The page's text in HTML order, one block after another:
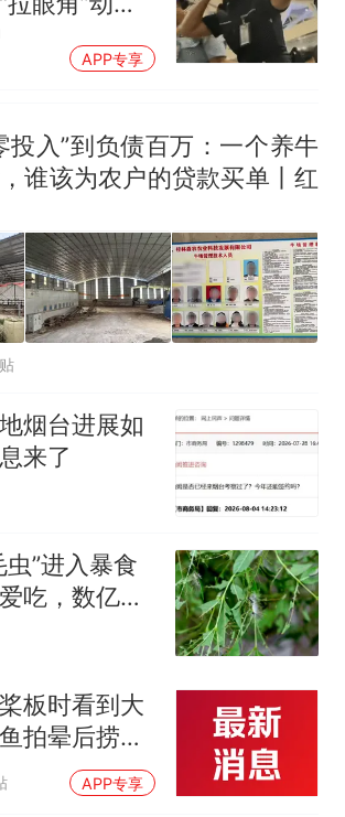
最新回应：
由航司作
APP专享
投入”到负债百万：一个养牛
谁该为农户的贷款买单丨红
烟台进展如
来了
”进入暴食
吃，数亿头
板时看到大
拍晕后捞
鱼重7斤6
辣子鱼块，
APP专享